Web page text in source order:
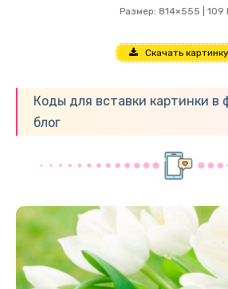
Размер: 814×555 | 109
Скачать картинку
Коды для вставки картинки в
блог